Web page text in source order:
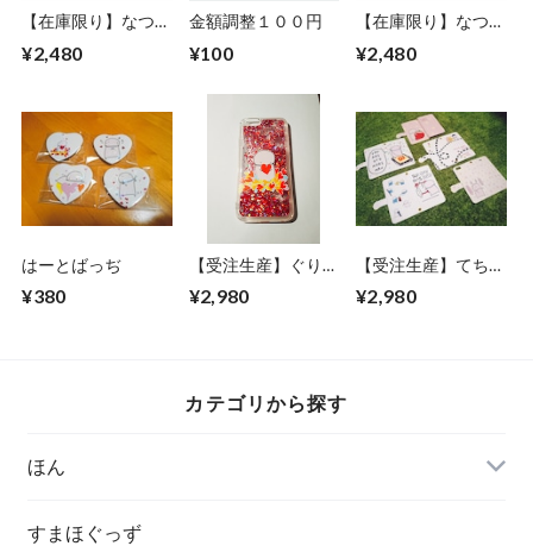
【在庫限り】なつて
ん
¥2,480
金額調整１００円
¥100
【在庫限り】なつて
ん
¥2,480
はーとばっぢ
¥380
【受注生産】ぐりっ
¥2,980
【受注生産】てちょ
¥2,980
カテゴリから探す
ほん
すまほぐっず